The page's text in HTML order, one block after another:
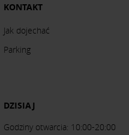
KONTAKT
Jak dojechać
Parking
DZISIAJ
Godziny otwarcia: 10:00-20:00